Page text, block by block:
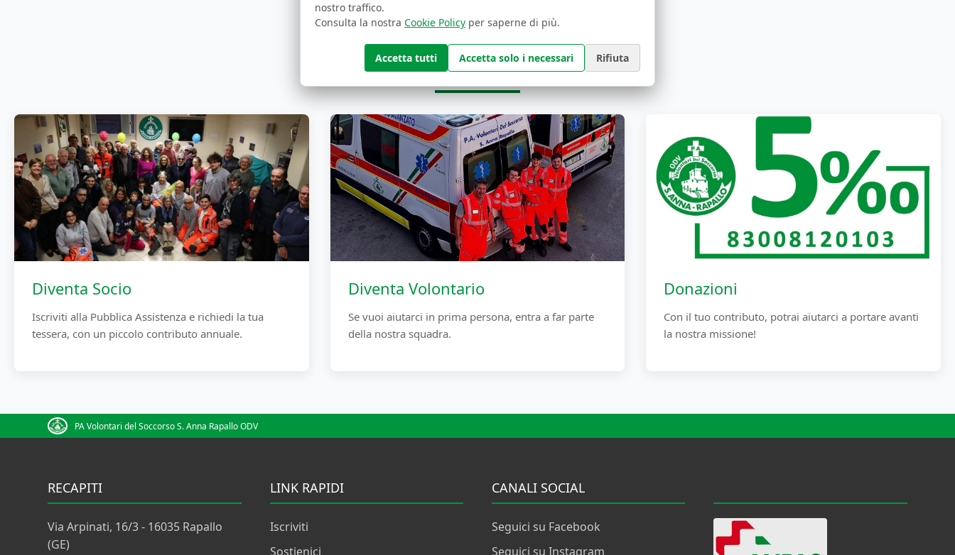
Sostienici
Diventa Socio
Iscriviti alla Pubblica Assistenza e richiedi la tua
tessera, con un piccolo contributo annuale.
Diventa Volontario
Se vuoi aiutarci in prima persona, entra a far parte
della nostra squadra.
Donazioni
Con il tuo contributo, potrai aiutarci a portare avanti
la nostra missione!
PA Volontari del Soccorso S. Anna Rapallo ODV
RECAPITI
Via Arpinati, 16/3 - 16035 Rapallo
(GE)
LINK RAPIDI
Iscriviti
Sostienici
CANALI SOCIAL
Seguici su Facebook
Seguici su Instagram
nostro traffico.
Consulta la nostra Cookie Policy per saperne di più.
Accetta tutti Accetta solo i necessari Rifiuta